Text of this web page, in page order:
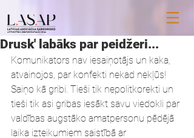
Drusk' labāks par peidžeri...
Komunikators nav iesaiņotājs un kaka,
atvainojos, par konfekti nekad nekļūs!
Saiņo kā gribi. Tieši tik nepolitkorekti un
tieši tik asi gribas iesākt savu viedokli par
valdības augstāko amatpersonu pēdējā
laika izteikumiem saistībā ar